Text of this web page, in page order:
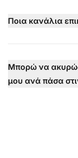
διαθέσιμα,
πιο προηγμένα
αποκλειστική
Ποια κανάλια
Facebook, X,
φόρμες
Μπορώ να
μου ανά πάσα